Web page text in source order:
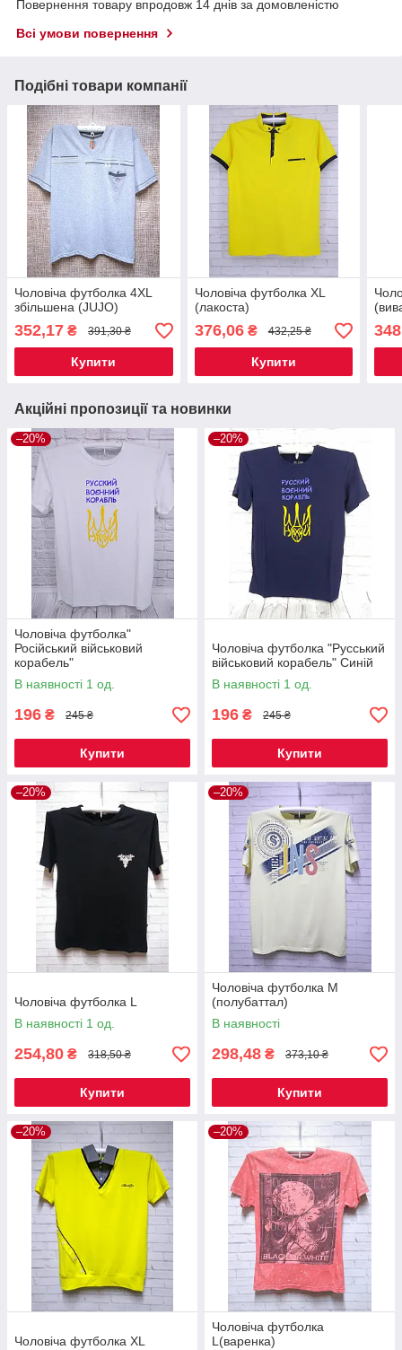
Повернення товару впродовж 14 днів за домовленістю
Всі умови повернення
Подібні товари компанії
Чоловіча футболка 4XL
збільшена (JUJO)
352,17 ₴ 391,30 ₴
Купити
Чоловіча футболка XL
(лакоста)
376,06₴ 432,25 ₴
Купити
Акційні пропозиції та новинки
–20%
Чоловіча футболка"
Російський військовий
корабель"
В наявності 1 од.
196 ₴ 245 ₴
Купити
–20%
Чоловіча футболка "Русський
військовий корабель" Синій
В наявності 1 од.
196 ₴ 245 ₴
Купити
–20%
Чоловіча футболка L
В наявності 1 од.
254,80 ₴ 318,50 ₴
Купити
–20%
Чоловіча футболка М
(полубаттал)
В наявності
298,48 ₴ 373,10 ₴
Купити
–20%
Чоловіча футболка XL
–20%
Чоловіча футболка
L(варенка)